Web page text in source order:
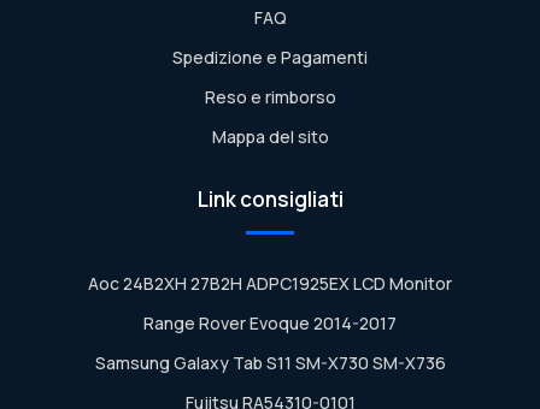
FAQ
Spedizione e Pagamenti
Reso e rimborso
Mappa del sito
Link consigliati
Aoc 24B2XH 27B2H ADPC1925EX LCD Monitor
Range Rover Evoque 2014-2017
Samsung Galaxy Tab S11 SM-X730 SM-X736
Fujitsu RA54310-0101